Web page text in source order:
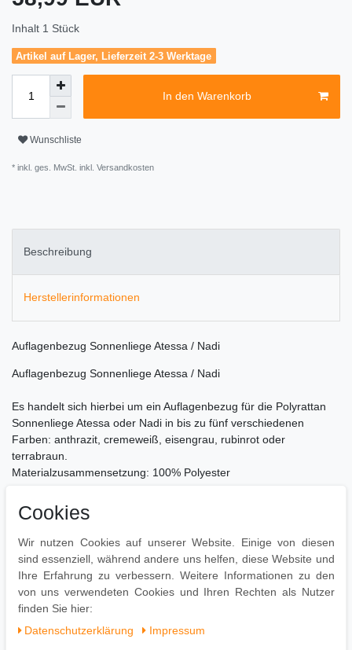
Inhalt 1 Stück
Artikel auf Lager, Lieferzeit 2-3 Werktage
In den Warenkorb
Wunschliste
* inkl. ges. MwSt. inkl. Versandkosten
Beschreibung
Herstellerinformationen
Auflagenbezug Sonnenliege Atessa / Nadi
Auflagenbezug Sonnenliege Atessa / Nadi
Es handelt sich hierbei um ein Auflagenbezug für die Polyrattan
Sonnenliege Atessa oder Nadi in bis zu fünf verschiedenen
Farben: anthrazit, cremeweiß, eisengrau, rubinrot oder
terrabraun.
Materialzusammensetzung: 100% Polyester
Ca. Maße:
75 x 66 x 5 cm
120 x 73 x 5 cm
Der Bezug ist zweiteilig zusammengenäht.
Cookies
Wir nutzen Cookies auf unserer Website. Einige von diesen
sind essenziell, während andere uns helfen, diese Website und
Ihre Erfahrung zu verbessern. Weitere Informationen zu den
von uns verwendeten Cookies und Ihren Rechten als Nutzer
finden Sie hier:
Daten­schutz­erklärung
Impressum